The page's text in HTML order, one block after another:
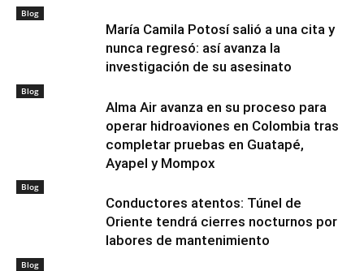
Blog
María Camila Potosí salió a una cita y
nunca regresó: así avanza la
investigación de su asesinato
Blog
Alma Air avanza en su proceso para
operar hidroaviones en Colombia tras
completar pruebas en Guatapé,
Ayapel y Mompox
Blog
Conductores atentos: Túnel de
Oriente tendrá cierres nocturnos por
labores de mantenimiento
Blog